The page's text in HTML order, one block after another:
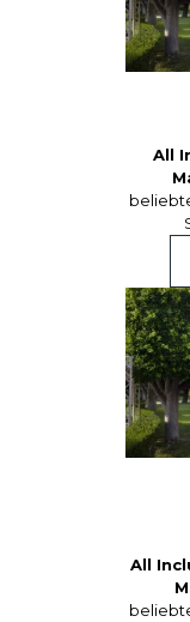
All
All